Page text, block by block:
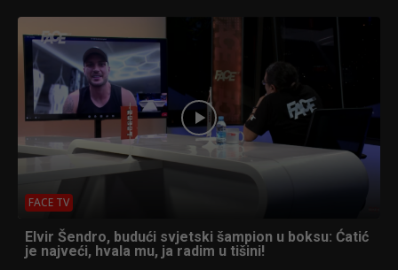
FACE TV
Elvir Šendro, budući svjetski šampion u boksu: Ćatić
je najveći, hvala mu, ja radim u tišini!